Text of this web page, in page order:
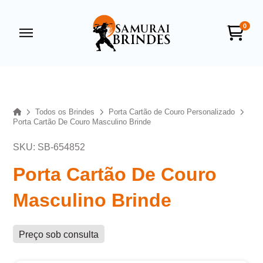
0
HomeTodos os Brindes
Porta Cartão de Couro Personalizado
Porta Cartão De Couro Masculino Brinde
SKU: SB-654852
Porta Cartão De Couro
Masculino Brinde
Preço sob consulta